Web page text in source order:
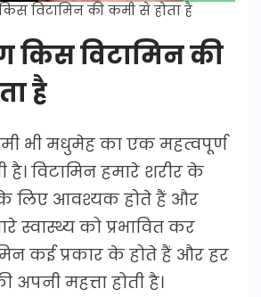
विटामिन की कमी से होता है
किस विटामिन की
है
भी मधुमेह का एक महत्वपूर्ण
विटामिन हमारे शरीर के
के लिए आवश्यक होते हैं और
स्वास्थ्य को प्रभावित कर
कई प्रकार के होते हैं और हर
अपनी महत्ता होती है।